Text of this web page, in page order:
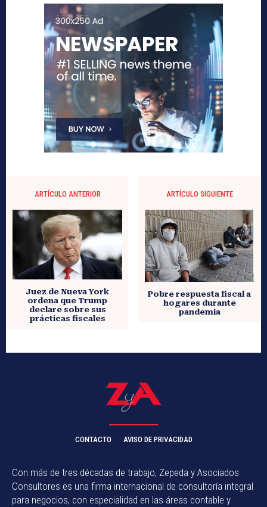
ARTÍCULO ANTERIOR
Juez de Nueva York
ordena que Trump
declare sobre sus
prácticas fiscales
ARTÍCULO SIGUIENTE
Pobre respuesta fiscal a
hogares durante
pandemia
CONTACTO AVISO DE PRIVACIDAD
Con más de tres décadas de trabajo, Zepeda y Asociados
Consultores es una firma internacional de consultoría integral
para negocios, con especialidad en las áreas contable y